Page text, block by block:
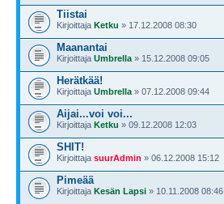
Tiistai
Kirjoittaja Ketku » 17.12.2008 08:30
Maanantai
Kirjoittaja Umbrella » 15.12.2008 09:05
Herätkää!
Kirjoittaja Umbrella » 07.12.2008 09:44
Aijai...voi voi...
Kirjoittaja Ketku » 09.12.2008 12:03
SHIT!
Kirjoittaja suurAdmin » 06.12.2008 15:12
Pimeää
Kirjoittaja Kesän Lapsi » 10.11.2008 08:46